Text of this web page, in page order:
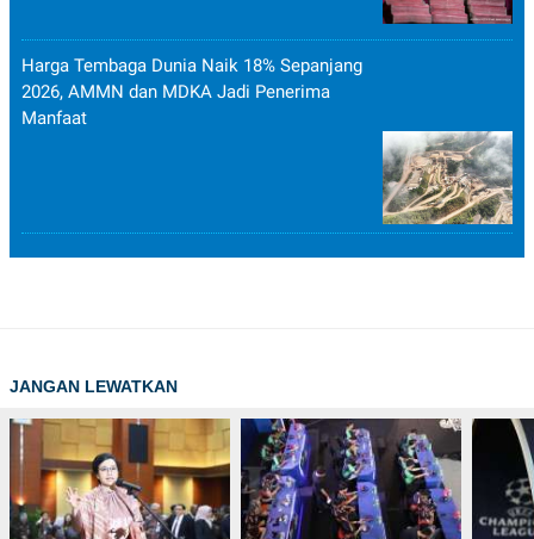
Harga Tembaga Dunia Naik 18% Sepanjang
2026, AMMN dan MDKA Jadi Penerima
Manfaat
JANGAN LEWATKAN